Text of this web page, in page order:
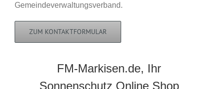
Gemeindeverwaltungsverband.
ZUM KONTAKTFORMULAR
FM-Markisen.de, Ihr
Sonnenschutz Online Shop